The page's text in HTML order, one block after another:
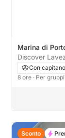
Marina di
Discover
Porto Cervo
Con capitano
8 ore · Per
Sconto